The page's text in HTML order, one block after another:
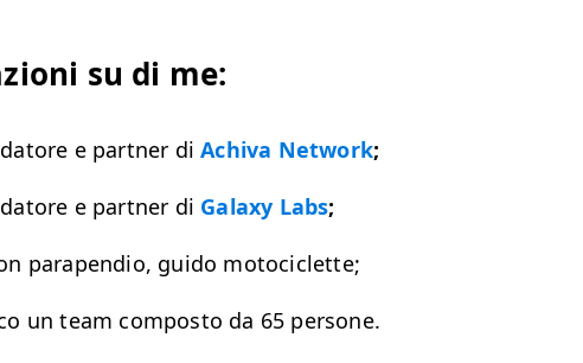
su di me:
e part­ner diAchi­va Net­work;
e part­ner di Galaxy Labs;
para­pen­dio, gui­do motociclette;
un team com­pos­to da 65 persone.